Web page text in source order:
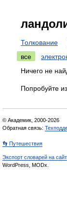
Толкование
все
Ничего не
Попробуйте
© Академик, 2000-2026
Обратная связь:
👣 Путешествия
Экспорт словарей на
WordPress, MODx.